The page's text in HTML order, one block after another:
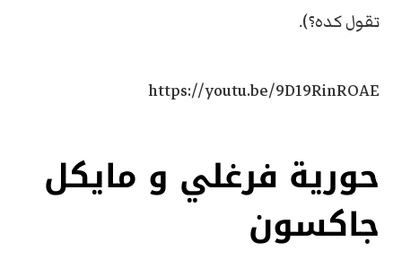
تقول كده؟).
https://youtu.be/9D19RinROAE
حورية فرغلي و مايكل
جاكسون